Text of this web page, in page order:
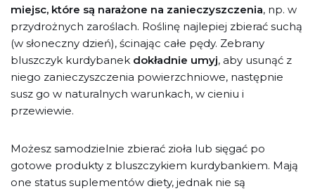
miejsc, które są narażone na zanieczyszczenia, np. w
przydrożnych zaroślach. Roślinę najlepiej zbierać suchą
(w słoneczny dzień), ścinając całe pędy. Zebrany
bluszczyk kurdybanek dokładnie umyj, aby usunąć z
niego zanieczyszczenia powierzchniowe, następnie
susz go w naturalnych warunkach, w cieniu i
przewiewie.
Możesz samodzielnie zbierać zioła lub sięgać po
gotowe produkty z bluszczykiem kurdybankiem. Mają
one status suplementów diety, jednak nie są